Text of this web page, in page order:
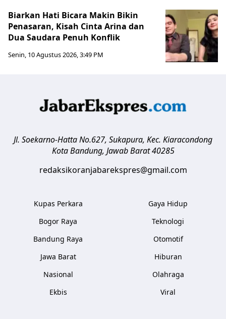
Biarkan Hati Bicara Makin Bikin
Penasaran, Kisah Cinta Arina dan
Dua Saudara Penuh Konflik
Senin, 10 Agustus 2026, 3:49 PM
Jl. Soekarno-Hatta No.627, Sukapura, Kec. Kiaracondong
Kota Bandung, Jawab Barat 40285
redaksikoranjabarekspres@gmail.com
Kupas Perkara
Bogor Raya
Bandung Raya
Jawa Barat
Nasional
Ekbis
Gaya Hidup
Teknologi
Otomotif
Hiburan
Olahraga
Viral